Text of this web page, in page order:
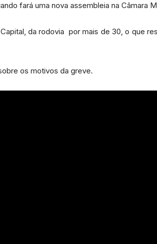
fará uma nova assembleia na Câmara
da rodovia por mais de 30, o que
os motivos da greve.